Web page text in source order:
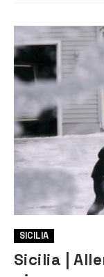
SICILIA
Sicilia |